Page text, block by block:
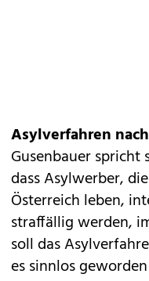
Asylverfahren
Gusenbauer spricht
dass Asylwerber,
Österreich leben,
straffällig werden,
soll das
es sinnlos